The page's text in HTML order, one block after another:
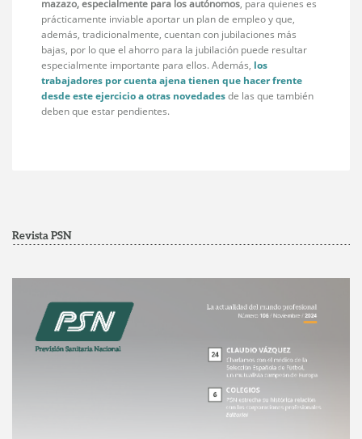
mazazo, especialmente para los autónomos, para quienes es
prácticamente inviable aportar un plan de empleo y que,
además, tradicionalmente, cuentan con jubilaciones más
bajas, por lo que el ahorro para la jubilación puede resultar
especialmente importante para ellos. Además, los
trabajadores por cuenta ajena tienen que hacer frente
desde este ejercicio a otras novedadesde las que también
deben que estar pendientes.
Revista PSN